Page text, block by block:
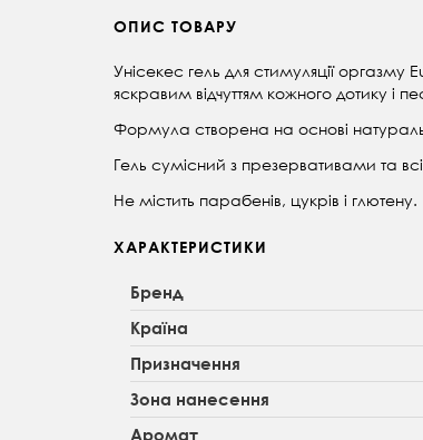
ОПИС ТОВАРУ
Унісекес гель для стимуляції оргазму
яскравим відчуттям кожного дотику і
Формула створена на основі
Гель сумісний з презервативами та
Не містить парабенів, цукрів і глютену.
ХАРАКТЕРИСТИКИ
Бренд
Країна
Призначення
Зона нанесення
Аромат